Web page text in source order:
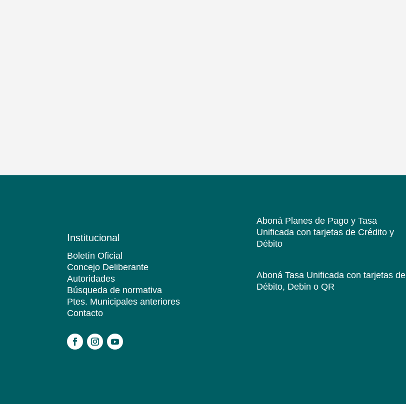
Institucional
Boletín Oficial
Concejo Deliberante
Autoridades
Búsqueda de normativa
Ptes. Municipales anteriores
Contacto
Aboná Planes de Pago y Tasa
Unificadacon tarjetas de Crédito y
Débito
Aboná Tasa Unificadacon tarjetas de
Débito, Debin o QR